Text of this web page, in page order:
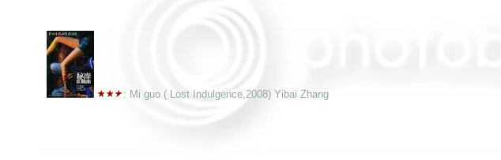
: Mi guo ( Lost Indulgence,2008) Yibai Zhang